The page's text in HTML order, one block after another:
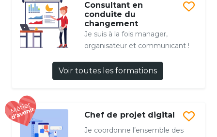
Consultant en
conduite du
changement
Je suis à la fois manager,
organisateur et communicant !
Voir toutes les formations
Chef de projet digital
Je coordonne l’ensemble des